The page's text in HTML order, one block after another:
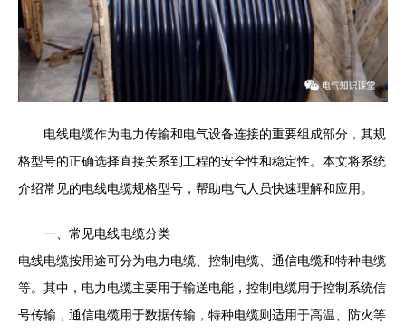
电线电缆作为电力传输和电气设备连接的重要组成部分，其规
格型号的正确选择直接关系到工程的安全性和稳定性。本文将系统
介绍常见的电线电缆规格型号，帮助电气人员快速理解和应用。
一、常见电线电缆分类
电线电缆按用途可分为电力电缆、控制电缆、通信电缆和特种电缆
等。其中，电力电缆主要用于输送电能，控制电缆用于控制系统信
号传输，通信电缆用于数据传输，特种电缆则适用于高温、防火等